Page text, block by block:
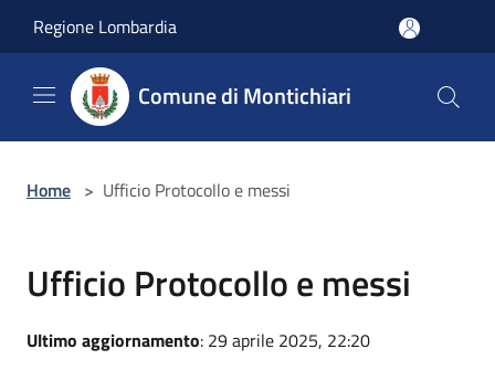
Regione Lombardia
Comune di Montichiari
Home > Ufficio Protocollo e messi
Ufficio Protocollo e messi
Ultimo aggiornamento: 29 aprile 2025, 22:20